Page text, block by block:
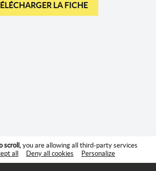
LA FICHE
scroll, you are allowing all third-party services
all
Deny all cookies Personalize